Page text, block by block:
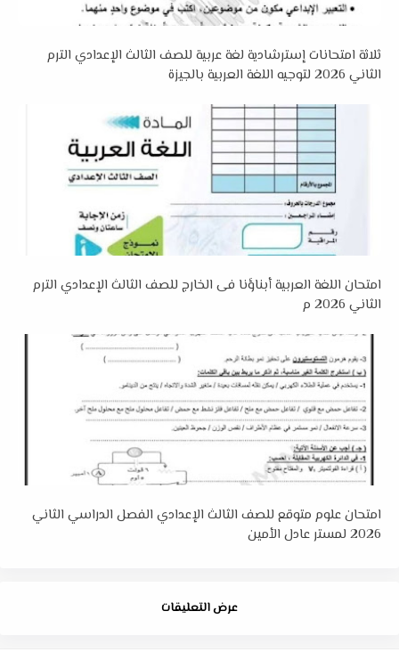
ثلاثة امتحانات إسترشادية لغة عربية للصف الثالث الإعدادي الترم
الثاني 2026 لتوجيه اللغة العربية بالجيزة
امتحان اللغة العربية أبناؤنا فى الخارج للصف الثالث الإعدادي الترم
الثاني 2026 م
امتحان علوم متوقع للصف الثالث الإعدادي الفصل الدراسي الثاني
2026 لمستر عادل الأمين
عرض التعليقات